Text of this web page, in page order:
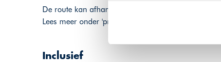
De route kan afhankelijk zijn van de gekozen
Lees meer onder 'programma'.
Inclusief